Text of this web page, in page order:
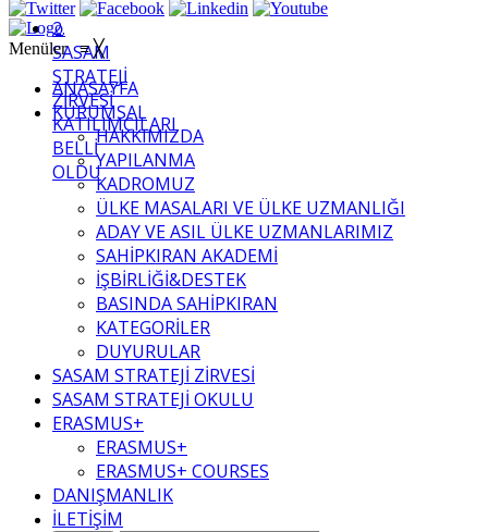
2.
SASAM
STRATEJİ
ZİRVESİ
KATILIMCILARI
BELLİ
OLDU
Menüler≡ ╳
ANASAYFA
KURUMSAL
HAKKIMIZDA
YAPILANMA
KADROMUZ
ÜLKE MASALARI VE ÜLKE UZMANLIĞI
ADAY VE ASIL ÜLKE UZMANLARIMIZ
SAHİPKIRAN AKADEMİ
İŞBİRLİĞİ&DESTEK
BASINDA SAHİPKIRAN
KATEGORİLER
DUYURULAR
SASAM STRATEJİ ZİRVESİ
SASAM STRATEJİ OKULU
ERASMUS+
ERASMUS+
ERASMUS+ COURSES
DANIŞMANLIK
İLETİŞİM